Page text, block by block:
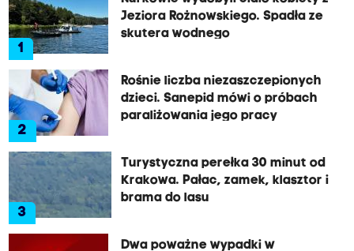
1
Jeziora Rożnowskiego. Spadła ze
skutera wodnego
2
Rośnie liczba niezaszczepionych
dzieci. Sanepid mówi o próbach
paraliżowania jego pracy
3
Turystyczna perełka 30 minut od
Krakowa. Pałac, zamek, klasztor i
brama do lasu
Dwa poważne wypadki w